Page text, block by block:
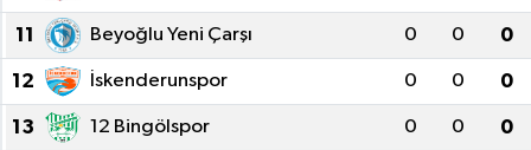
11 Beyoğlu Yeni Çarşı 0 0 0
12 İskenderunspor 0 0 0
13 12 Bingölspor 0 0 0